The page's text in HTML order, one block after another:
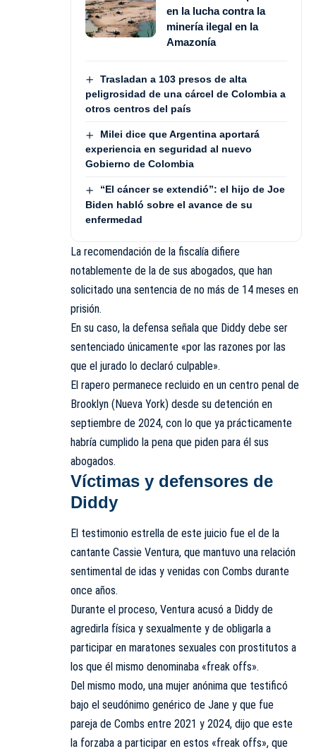
en la lucha contra la
minería ilegal en la
Amazonía
Trasladan a 103 presos de alta
peligrosidad de una cárcel de Colombia a
otros centros del país
Milei dice que Argentina aportará
experiencia en seguridad al nuevo
Gobierno de Colombia
“El cáncer se extendió”: el hijo de Joe
Biden habló sobre el avance de su
enfermedad
La recomendación de la fiscalía difiere
notablemente de la de sus abogados, que han
solicitado una sentencia de no más de 14 meses en
prisión.
En su caso, la defensa señala que Diddy debe ser
sentenciado únicamente «por las razones por las
que el jurado lo declaró culpable».
El rapero permanece recluido en un centro penal de
Brooklyn (Nueva York) desde su detención en
septiembre de 2024, con lo que ya prácticamente
habría cumplido la pena que piden para él sus
abogados.
Víctimas y defensores de
Diddy
El testimonio estrella de este juicio fue el de la
cantante Cassie Ventura, que mantuvo una relación
sentimental de idas y venidas con Combs durante
once años.
Durante el proceso, Ventura acusó a Diddy de
agredirla física y sexualmente y de obligarla a
participar en maratones sexuales con prostitutos a
los que él mismo denominaba «freak offs».
Del mismo modo, una mujer anónima que testificó
bajo el seudónimo genérico de Jane y que fue
pareja de Combs entre 2021 y 2024, dijo que este
la forzaba a participar en estos «freak offs», que